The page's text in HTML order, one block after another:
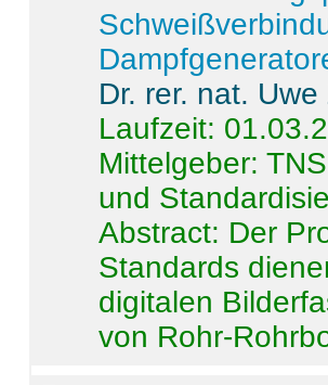
Dr. rer. nat.
Laufzeit:
Mittelgeber:
und
Abstract: Der
Standards
digitalen
von Rohr-